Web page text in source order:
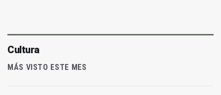
Cultura
MÁS VISTO ESTE MES